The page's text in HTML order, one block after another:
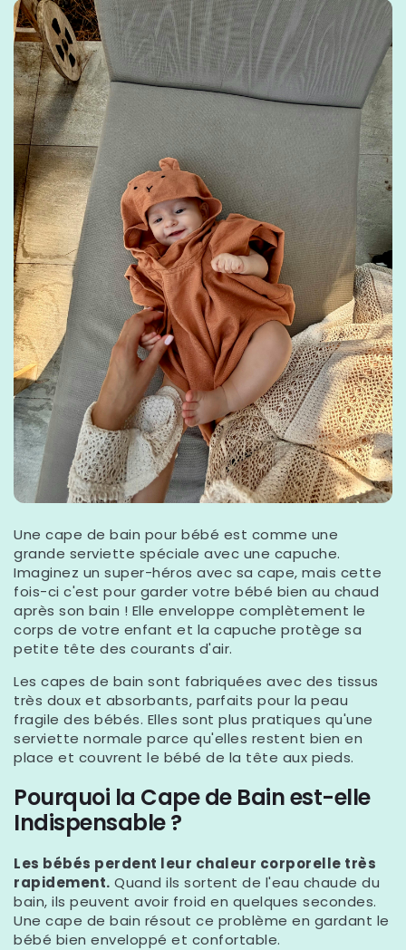
Une cape de bain pour bébé est comme une
grande serviette spéciale avec une capuche.
Imaginez un super-héros avec sa cape, mais cette
fois-ci c'est pour garder votre bébé bien au chaud
après son bain ! Elle enveloppe complètement le
corps de votre enfant et la capuche protège sa
petite tête des courants d'air.
Les capes de bain sont fabriquées avec des tissus
très doux et absorbants, parfaits pour la peau
fragile des bébés. Elles sont plus pratiques qu'une
serviette normale parce qu'elles restent bien en
place et couvrent le bébé de la tête aux pieds.
Pourquoi la Cape de Bain est-elle
Indispensable ?
Les bébés perdent leur chaleur corporelle très
rapidement. Quand ils sortent de l'eau chaude du
bain, ils peuvent avoir froid en quelques secondes.
Une cape de bain résout ce problème en gardant le
bébé bien enveloppé et confortable.